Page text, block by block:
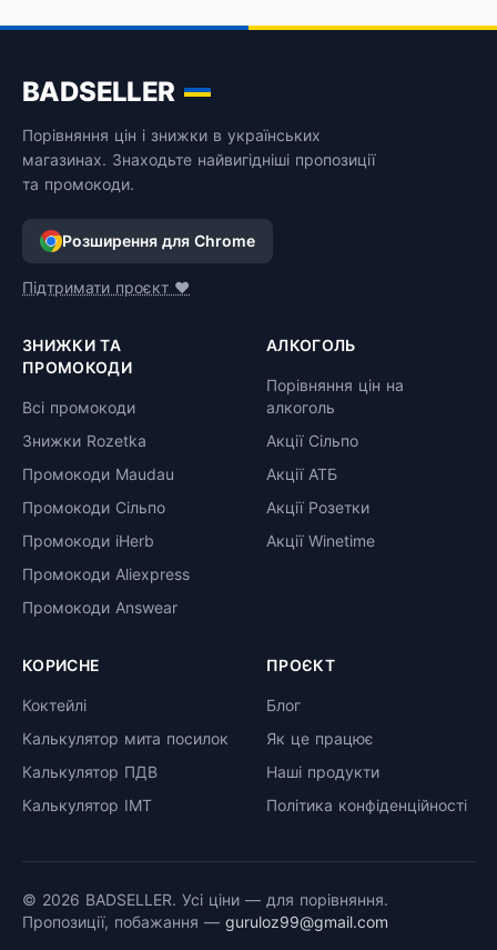
BADSELLER
Порівняння цін і знижки в українських
магазинах. Знаходьте найвигідніші пропозиції
та промокоди.
Розширення для Chrome
Підтримати проєкт ❤️
ЗНИЖКИ ТА
ПРОМОКОДИ
Всі промокоди
Знижки Rozetka
Промокоди Maudau
Промокоди Сільпо
Промокоди iHerb
Промокоди Aliexpress
Промокоди Answear
АЛКОГОЛЬ
Порівняння цін на
алкоголь
Акції Сільпо
Акції АТБ
Акції Розетки
Акції Winetime
КОРИСНЕ
Коктейлі
Калькулятор мита посилок
Калькулятор ПДВ
Калькулятор ІМТ
ПРОЄКТ
Блог
Як це працює
Наші продукти
Політика конфіденційності
© 2026 BADSELLER. Усі ціни — для порівняння.
Пропозиції, побажання — guruloz99@gmail.com